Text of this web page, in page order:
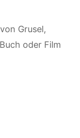
Grusel,
oder Film